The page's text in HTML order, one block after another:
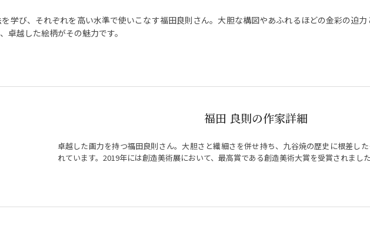
学び、それぞれを高い水準で使いこなす福田良則さん。大胆な構図やあふれるほどの金彩の迫
卓越した絵柄がその魅力です。
福田 良則の作家詳細
卓越した画力を持つ福田良則さん。大胆さと繊細さを併せ持ち、九谷焼の歴史に根差し
れています。2019年には創造美術展において、最高賞である創造美術大賞を受賞されました